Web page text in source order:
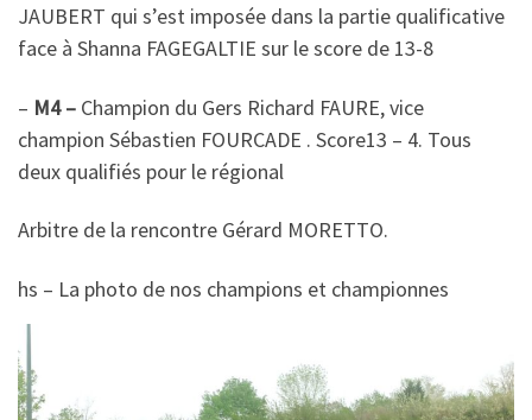
JAUBERT qui s’est imposée dans la partie qualificative
face à Shanna FAGEGALTIE sur le score de 13-8
– M4 – Champion du Gers Richard FAURE, vice
champion Sébastien FOURCADE . Score13 – 4. Tous
deux qualifiés pour le régional
Arbitre de la rencontre Gérard MORETTO.
hs – La photo de nos champions et championnes